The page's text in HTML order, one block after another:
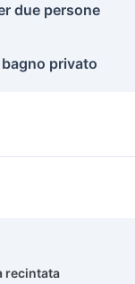
due persone
privato
recintata